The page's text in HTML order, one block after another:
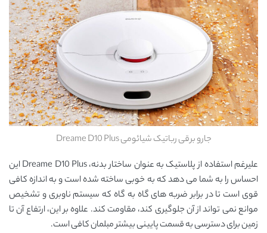
جارو برقی رباتیک شیائومی Dreame D10 Plus
علیرغم استفاده از پلاستیک به عنوان ساختار بدنه، Dreame D10 Plus این
احساس را به شما می دهد که به خوبی ساخته شده است و به اندازه کافی
قوی است تا در برابر ضربه های گاه به گاه که سیستم ناوبری و تشخیص
موانع نمی تواند از آن جلوگیری کند، مقاومت کند. علاوه بر این، ارتفاع آن تا
زمین برای دسترسی به قسمت پایینی بیشتر مبلمان کافی است.